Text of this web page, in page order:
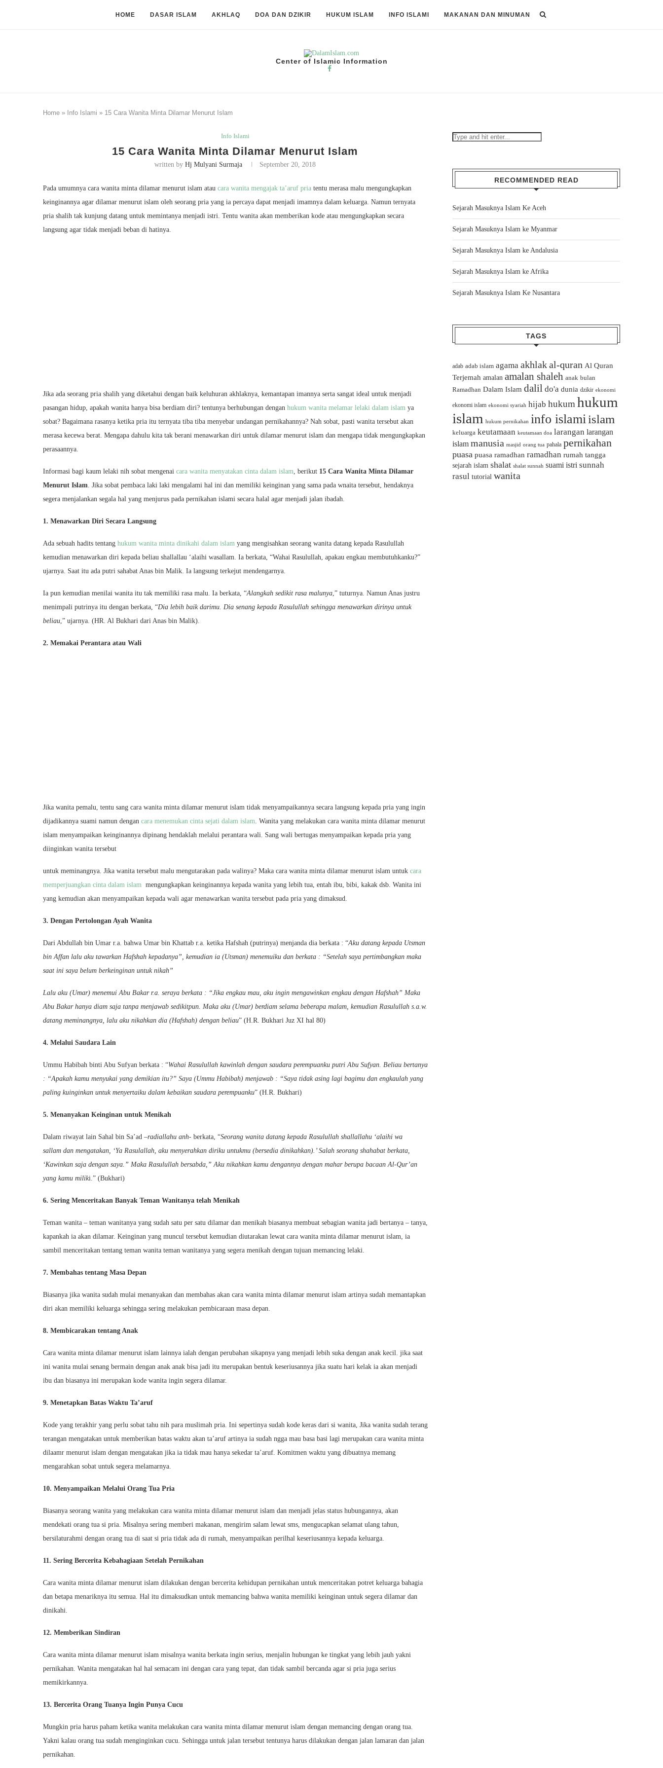
HOME DASAR ISLAM AKHLAQ DOA DAN DZIKIR HUKUM ISLAM INFO ISLAMI MAKANAN DAN MINUMAN
Center of Islamic Information
Home » Info Islami » 15 Cara Wanita Minta Dilamar Menurut Islam
Info Islami
15 Cara Wanita Minta Dilamar Menurut Islam
written byHj Mulyani Surmaja September 20, 2018
Pada umumnya cara wanita minta dilamar menurut islam atau cara wanita mengajak ta’aruf pria tentu merasa malu mengungkapkan
keinginannya agar dilamar menurut islam oleh seorang pria yang ia percaya dapat menjadi imamnya dalam keluarga. Namun ternyata
pria shalih tak kunjung datang untuk memintanya menjadi istri. Tentu wanita akan memberikan kode atau mengungkapkan secara
langsung agar tidak menjadi beban di hatinya.
Jika ada seorang pria shalih yang diketahui dengan baik keluhuran akhlaknya, kemantapan imannya serta sangat ideal untuk menjadi
pasangan hidup, apakah wanita hanya bisa berdiam diri? tentunya berhubungan dengan hukum wanita melamar lelaki dalam islam ya
sobat? Bagaimana rasanya ketika pria itu ternyata tiba tiba menyebar undangan pernikahannya? Nah sobat, pasti wanita tersebut akan
merasa kecewa berat. Mengapa dahulu kita tak berani menawarkan diri untuk dilamar menurut islam dan mengapa tidak mengungkapkan
perasaannya.
Informasi bagi kaum lelaki nih sobat mengenai cara wanita menyatakan cinta dalam islam, berikut 15 Cara Wanita Minta Dilamar
Menurut Islam. Jika sobat pembaca laki laki mengalami hal ini dan memiliki keinginan yang sama pada wnaita tersebut, hendaknya
segera menjalankan segala hal yang menjurus pada pernikahan islami secara halal agar menjadi jalan ibadah.
1. Menawarkan Diri Secara Langsung
Ada sebuah hadits tentang hukum wanita minta dinikahi dalam islam yang mengisahkan seorang wanita datang kepada Rasulullah
kemudian menawarkan diri kepada beliau shallallau ‘alaihi wasallam. Ia berkata, “Wahai Rasulullah, apakau engkau membutuhkanku?”
ujarnya. Saat itu ada putri sahabat Anas bin Malik. Ia langsung terkejut mendengarnya.
Ia pun kemudian menilai wanita itu tak memiliki rasa malu. Ia berkata, “Alangkah sedikit rasa malunya,” tuturnya. Namun Anas justru
menimpali putrinya itu dengan berkata, “Dia lebih baik darimu. Dia senang kepada Rasulullah sehingga menawarkan dirinya untuk
beliau,” ujarnya. (HR. Al Bukhari dari Anas bin Malik).
2. Memakai Perantara atau Wali
Jika wanita pemalu, tentu sang cara wanita minta dilamar menurut islam tidak menyampaikannya secara langsung kepada pria yang ingin
dijadikannya suami namun dengan cara menemukan cinta sejati dalam islam. Wanita yang melakukan cara wanita minta dilamar menurut
islam menyampaikan keinginannya dipinang hendaklah melalui perantara wali. Sang wali bertugas menyampaikan kepada pria yang
diinginkan wanita tersebut
untuk meminangnya. Jika wanita tersebut malu mengutarakan pada walinya? Maka cara wanita minta dilamar menurut islam untuk cara
memperjuangkan cinta dalam islam mengungkapkan keinginannya kepada wanita yang lebih tua, entah ibu, bibi, kakak dsb. Wanita ini
yang kemudian akan menyampaikan kepada wali agar menawarkan wanita tersebut pada pria yang dimaksud.
3. Dengan Pertolongan Ayah Wanita
Dari Abdullah bin Umar r.a. bahwa Umar bin Khattab r.a. ketika Hafshah (putrinya) menjanda dia berkata : “Aku datang kepada Utsman
bin Affan lalu aku tawarkan Hafshah kepadanya”, kemudian ia (Utsman) menemuiku dan berkata : “Setelah saya pertimbangkan maka
saat ini saya belum berkeinginan untuk nikah”
Lalu aku (Umar) menemui Abu Bakar r.a. seraya berkata : “Jika engkau mau, aku ingin mengawinkan engkau dengan Hafshah” Maka
Abu Bakar hanya diam saja tanpa menjawab sedikitpun. Maka aku (Umar) berdiam selama beberapa malam, kemudian Rasulullah s.a.w.
datang meminangnya, lalu aku nikahkan dia (Hafshah) dengan beliau” (H.R. Bukhari Juz XI hal 80)
4. Melalui Saudara Lain
Ummu Habibah binti Abu Sufyan berkata : “Wahai Rasulullah kawinlah dengan saudara perempuanku putri Abu Sufyan. Beliau bertanya
: “Apakah kamu menyukai yang demikian itu?” Saya (Ummu Habibah) menjawab : “Saya tidak asing lagi bagimu dan engkaulah yang
paling kuinginkan untuk menyertaiku dalam kebaikan saudara perempuanku” (H.R. Bukhari)
5. Menanyakan Keinginan untuk Menikah
Dalam riwayat lain Sahal bin Sa’ad –radiallahu anh- berkata, “Seorang wanita datang kepada Rasulullah shallallahu ‘alaihi wa
sallam dan mengatakan, ‘Ya Rasulallah, aku menyerahkan diriku untukmu (bersedia dinikahkan).’ Salah seorang shahabat berkata,
‘Kawinkan saja dengan saya.” Maka Rasulullah bersabda,” Aku nikahkan kamu dengannya dengan mahar berupa bacaan Al-Qur’an
yang kamu miliki.” (Bukhari)
6. Sering Menceritakan Banyak Teman Wanitanya telah Menikah
Teman wanita – teman wanitanya yang sudah satu per satu dilamar dan menikah biasanya membuat sebagian wanita jadi bertanya – tanya,
kapankah ia akan dilamar. Keinginan yang muncul tersebut kemudian diutarakan lewat cara wanita minta dilamar menurut islam, ia
sambil menceritakan tentang teman wanita teman wanitanya yang segera menikah dengan tujuan memancing lelaki.
7. Membahas tentang Masa Depan
Biasanya jika wanita sudah mulai menanyakan dan membahas akan cara wanita minta dilamar menurut islam artinya sudah memantapkan
diri akan memiliki keluarga sehingga sering melakukan pembicaraan masa depan.
8. Membicarakan tentang Anak
Cara wanita minta dilamar menurut islam lainnya ialah dengan perubahan sikapnya yang menjadi lebih suka dengan anak kecil. jika saat
ini wanita mulai senang bermain dengan anak anak bisa jadi itu merupakan bentuk keseriusannya jika suatu hari kelak ia akan menjadi
ibu dan biasanya ini merupakan kode wanita ingin segera dilamar.
9. Menetapkan Batas Waktu Ta’aruf
Kode yang terakhir yang perlu sobat tahu nih para muslimah pria. Ini sepertinya sudah kode keras dari si wanita, Jika wanita sudah terang
terangan mengatakan untuk memberikan batas waktu akan ta’aruf artinya ia sudah ngga mau basa basi lagi merupakan cara wanita minta
dilaamr menurut islam dengan mengatakan jika ia tidak mau hanya sekedar ta’aruf. Komitmen waktu yang dibuatnya memang
mengarahkan sobat untuk segera melamarnya.
10. Menyampaikan Melalui Orang Tua Pria
Biasanya seorang wanita yang melakukan cara wanita minta dilamar menurut islam dan menjadi jelas status hubungannya, akan
mendekati orang tua si pria. Misalnya sering memberi makanan, mengirim salam lewat sms, mengucapkan selamat ulang tahun,
bersilaturahmi dengan orang tua di saat si pria tidak ada di rumah, menyampaikan perilhal keseriusannya kepada keluarga.
11. Sering Bercerita Kebahagiaan Setelah Pernikahan
Cara wanita minta dilamar menurut islam dilakukan dengan bercerita kehidupan pernikahan untuk menceritakan potret keluarga bahagia
dan betapa menariknya itu semua. Hal itu dimaksudkan untuk memancing bahwa wanita memiliki keinginan untuk segera dilamar dan
dinikahi.
12. Memberikan Sindiran
Cara wanita minta dilamar menurut islam misalnya wanita berkata ingin serius, menjalin hubungan ke tingkat yang lebih jauh yakni
pernikahan. Wanita mengatakan hal hal semacam ini dengan cara yang tepat, dan tidak sambil bercanda agar si pria juga serius
memikirkannya.
13. Bercerita Orang Tuanya Ingin Punya Cucu
Mungkin pria harus paham ketika wanita melakukan cara wanita minta dilamar menurut islam dengan memancing dengan orang tua.
Yakni kalau orang tua sudah menginginkan cucu. Sehingga untuk jalan tersebut tentunya harus dilakukan dengan jalan lamaran dan jalan
pernikahan.
RECOMMENDED READ
Sejarah Masuknya Islam Ke Aceh
Sejarah Masuknya Islam ke Myanmar
Sejarah Masuknya Islam ke Andalusia
Sejarah Masuknya Islam ke Afrika
Sejarah Masuknya Islam Ke Nusantara
TAGS
adab adab islam agama akhlakal-quran Al Quran
Terjemah amalan amalan shaleh anak bulan
Ramadhan Dalam Islam dalil do'a dunia dzikir ekonomi
ekonomi islam ekonomi syariah hijab hukum hukum
islam hukum pernikahan info islamiislam
keluarga keutamaan keutamaan doa larangan larangan
islam manusia masjid orang tua pahala pernikahan
puasa puasa ramadhan ramadhan rumah tangga
sejarah islam shalat shalat sunnah suami istri sunnah
rasul tutorial wanita